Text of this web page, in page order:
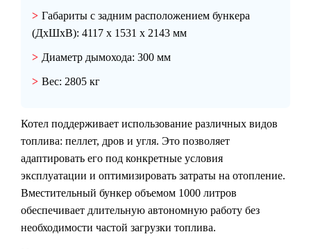
Габариты с задним расположением бункера
(ДхШхВ): 4117 х 1531 х 2143 мм
Диаметр дымохода: 300 мм
Вес: 2805 кг
Котел поддерживает использование различных видов
топлива: пеллет, дров и угля. Это позволяет
адаптировать его под конкретные условия
эксплуатации и оптимизировать затраты на отопление.
Вместительный бункер объемом 1000 литров
обеспечивает длительную автономную работу без
необходимости частой загрузки топлива.